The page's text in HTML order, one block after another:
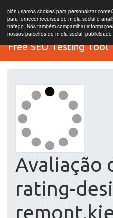
Nós usamos cookies para personalizar
para fornecer recursos de mídia social e
tráfego. Nós também compartilhar
nossos parceiros de mídia social, publicidade
Free SEO Testing Tool
Avaliação
rating-